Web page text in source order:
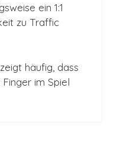
ein 1:1
zu Traffic
häufig, dass
im Spiel